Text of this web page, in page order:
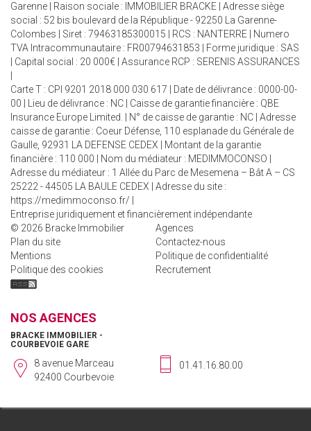
Garenne | Raison sociale : IMMOBILIER BRACKE | Adresse siège
social : 52 bis boulevard de la République - 92250 La Garenne-
Colombes | Siret : 79463185300015 | RCS : NANTERRE | Numero
TVA Intracommunautaire : FR00794631853 | Forme juridique : SAS
| Capital social : 20 000€ | Assurance RCP : SERENIS ASSURANCES
Carte T : CPI 9201 2018 000 030 617 | Date de délivrance : 0000-00-
00 | Lieu de délivrance : NC | Caisse de garantie financière : QBE
Insurance Europe Limited. | N° de caisse de garantie : NC | Adresse
caisse de garantie : Coeur Défense, 110 esplanade du Générale de
Gaulle, 92931 LA DEFENSE CEDEX | Montant de la garantie
financière : 110 000 | Nom du médiateur : MEDIMMOCONSO |
Adresse du médiateur : 1 Allée du Parc de Mesemena – Bât A – CS
25222 - 44505 LA BAULE CEDEX | Adresse du site :
https://medimmoconso.fr/
Entreprise juridiquement et financièrement indépendante
© 2026 Bracke Immobilier
Agences
Plan du site
Contactez-nous
Mentions
Politique de confidentialité
Politique des cookies
Recrutement
NOS AGENCES
BRACKE IMMOBILIER -
COURBEVOIE GARE
8 avenue Marceau
92400 Courbevoie
01.41.16.80.00